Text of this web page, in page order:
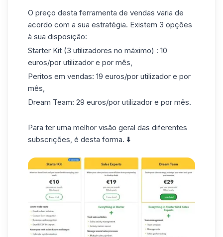
O preço desta ferramenta de vendas varia de
acordo com a sua estratégia. Existem 3 opções
à sua disposição:
Starter Kit (3 utilizadores no máximo) : 10
euros/por utilizador e por mês,
Peritos em vendas: 19 euros/por utilizador e por
mês,
Dream Team: 29 euros/por utilizador e por mês.
Para ter uma melhor visão geral das diferentes
subscrições, é desta forma. ⬇️